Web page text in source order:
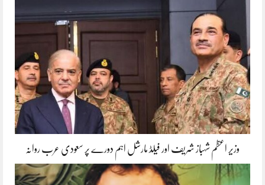
وزیر اعظم شہباز شریف اور فیلڈ مارشل اہم دورے پر سعودی عرب روانہ